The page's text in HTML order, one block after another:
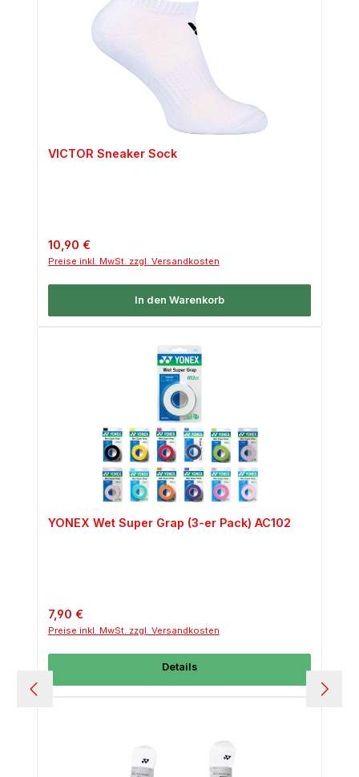
VICTOR Sneaker Sock
Regulärer Preis:
10,90 €
Preise inkl. MwSt. zzgl. Versandkosten
In den Warenkorb
YONEX Wet Super Grap (3-er Pack) AC102
Regulärer Preis:
7,90 €
Preise inkl. MwSt. zzgl. Versandkosten
Details